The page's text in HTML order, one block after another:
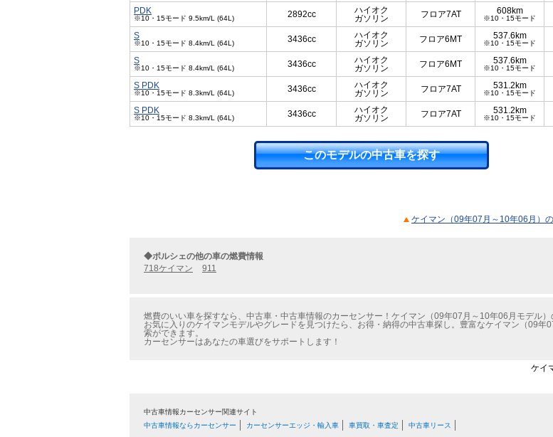
PDK
※10・15モード 9.5km/L (64L) 2892cc
ハイオク
ガソリン
フロア7AT 608km
※10・15モード
S
※10・15モード 8.4km/L (64L) 3436cc
ハイオク
ガソリン
フロア6MT 537.6km
※10・15モード
S
※10・15モード 8.4km/L (64L) 3436cc
ハイオク
ガソリン
フロア6MT 537.6km
※10・15モード
S PDK
※10・15モード 8.3km/L (64L) 3436cc
ハイオク
ガソリン
フロア7AT 531.2km
※10・15モード
S PDK
※10・15モード 8.3km/L (64L) 3436cc
ハイオク
ガソリン
フロア7AT 531.2km
※10・15モード
このモデルの中古車を探す
ケイマン（09年07月～10年06月）
◆ポルシェの他の車の燃費情報
718ケイマン
911
燃費のいい車を探すなら、中古車・中古車情報のカーセンサー！ケイマン（09年07月～10年06月モデル）
お気に入りのケイマンモデルやグレードを見つけたら、お得・納得の中古車探し。豊富なケイマン（09
索ができます。
カーセンサーはあなたの車選びをサポートします！
ケイ
中古車情報カーセンサー関連サイト
中古車情報ならカーセンサー
カーセンサーエッジ・輸入車 車買取・車査定 中古車リース